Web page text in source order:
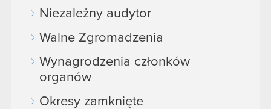
Niezależny audytor
Walne Zgromadzenia
Wynagrodzenia członków
organów
Okresy zamknięte